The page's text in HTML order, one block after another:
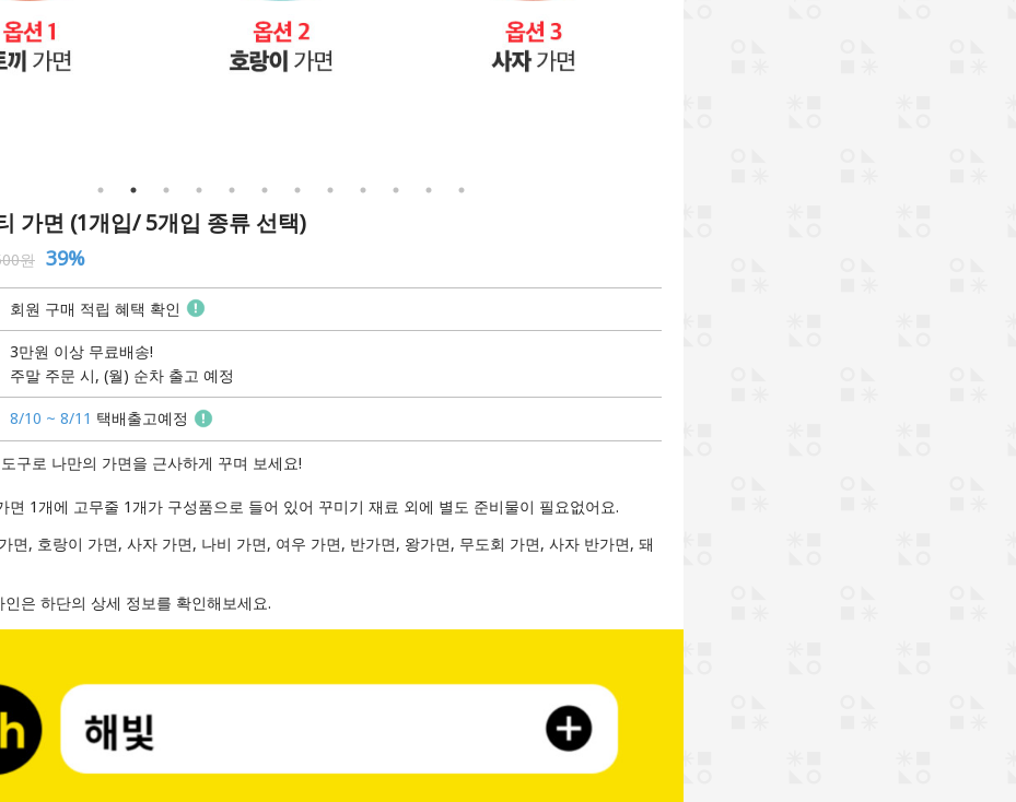
가면 (1개입/ 5개입 종류 선택)
원 39%
회원 구매 적립 혜택 확인
3만원 이상 무료배송!
주말 주문 시, (월) 순차 출고 예정
8/10 ~ 8/11 택배출고예정
구로 나만의 가면을 근사하게 꾸며 보세요!
면 1개에 고무줄 1개가 구성품으로 들어 있어 꾸미기 재료 외에 별도 준비물이 필요없어요.
면, 호랑이 가면, 사자 가면, 나비 가면, 여우 가면, 반가면, 왕가면, 무도회 가면, 사자 반가면, 돼
은 하단의 상세 정보를 확인해보세요.